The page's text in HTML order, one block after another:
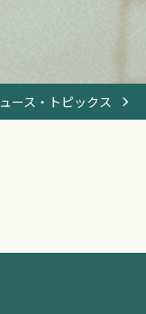
ース・トピックス